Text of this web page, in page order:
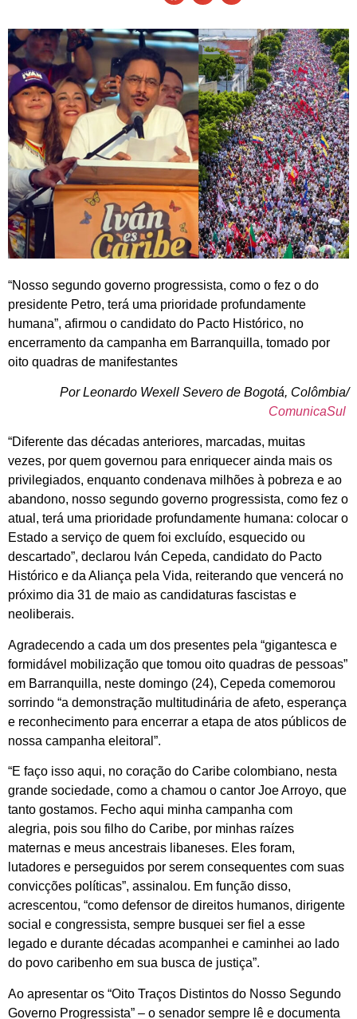
“Nosso segundo governo progressista, como o fez o do
presidente Petro, terá uma prioridade profundamente
humana”, afirmou o candidato do Pacto Histórico, no
encerramento da campanha em Barranquilla, tomado por
oito quadras de manifestantes
Por Leonardo Wexell Severo de Bogotá, Colômbia/
ComunicaSul
“Diferente das décadas anteriores, marcadas, muitas
vezes, por quem governou para enriquecer ainda mais os
privilegiados, enquanto condenava milhões à pobreza e ao
abandono, nosso segundo governo progressista, como fez o
atual, terá uma prioridade profundamente humana: colocar o
Estado a serviço de quem foi excluído, esquecido ou
descartado”, declarou Iván Cepeda, candidato do Pacto
Histórico e da Aliança pela Vida, reiterando que vencerá no
próximo dia 31 de maio as candidaturas fascistas e
neoliberais.
Agradecendo a cada um dos presentes pela “gigantesca e
formidável mobilização que tomou oito quadras de pessoas”
em Barranquilla, neste domingo (24), Cepeda comemorou
sorrindo “a demonstração multitudinária de afeto, esperança
e reconhecimento para encerrar a etapa de atos públicos de
nossa campanha eleitoral”.
“E faço isso aqui, no coração do Caribe colombiano, nesta
grande sociedade, como a chamou o cantor Joe Arroyo, que
tanto gostamos. Fecho aqui minha campanha com
alegria, pois sou filho do Caribe, por minhas raízes
maternas e meus ancestrais libaneses. Eles foram,
lutadores e perseguidos por serem consequentes com suas
convicções políticas”, assinalou. Em função disso,
acrescentou, “como defensor de direitos humanos, dirigente
social e congressista, sempre busquei ser fiel a esse
legado e durante décadas acompanhei e caminhei ao lado
do povo caribenho em sua busca de justiça”.
Ao apresentar os “Oito Traços Distintos do Nosso Segundo
Governo Progressista” – o senador sempre lê e documenta